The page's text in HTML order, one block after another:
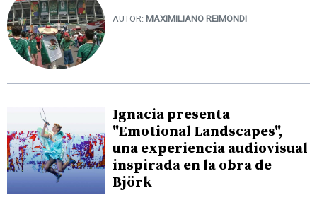
AUTOR: MAXIMILIANO REIMONDI
Ignacia presenta
"Emotional Landscapes",
una experiencia audiovisual
inspirada en la obra de
Björk